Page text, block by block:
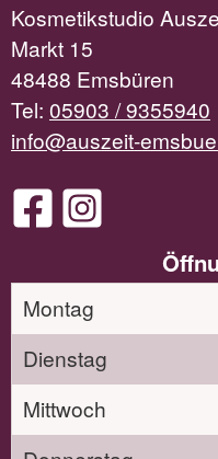
Kosmetikstudio
Markt 15
48488 Emsbüren
Tel: 05903 / 9355940
info@auszeit-
Montag
Dienstag
Mittwoch